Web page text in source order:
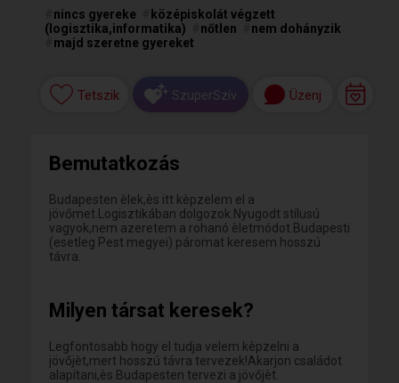
nincs gyereke
középiskolát végzett
(logisztika,informatika)
nőtlen
nem dohányzik
majd szeretne gyereket
Tetszik SzuperSzív Üzenj
Bemutatkozás
Budapesten èlek,ès itt kèpzelem el a
jövőmet.Logisztikában dolgozok.Nyugodt stílusú
vagyok,nem azeretem a rohanó èletmódot.Budapesti
(esetleg Pest megyei) páromat keresem hosszú
távra.
Milyen társat keresek?
Legfontosabb hogy el tudja velem kèpzelni a
jövőjèt,mert hosszú távra tervezek!Akarjon családot
alapítani,ès Budapesten tervezi a jövőjèt.